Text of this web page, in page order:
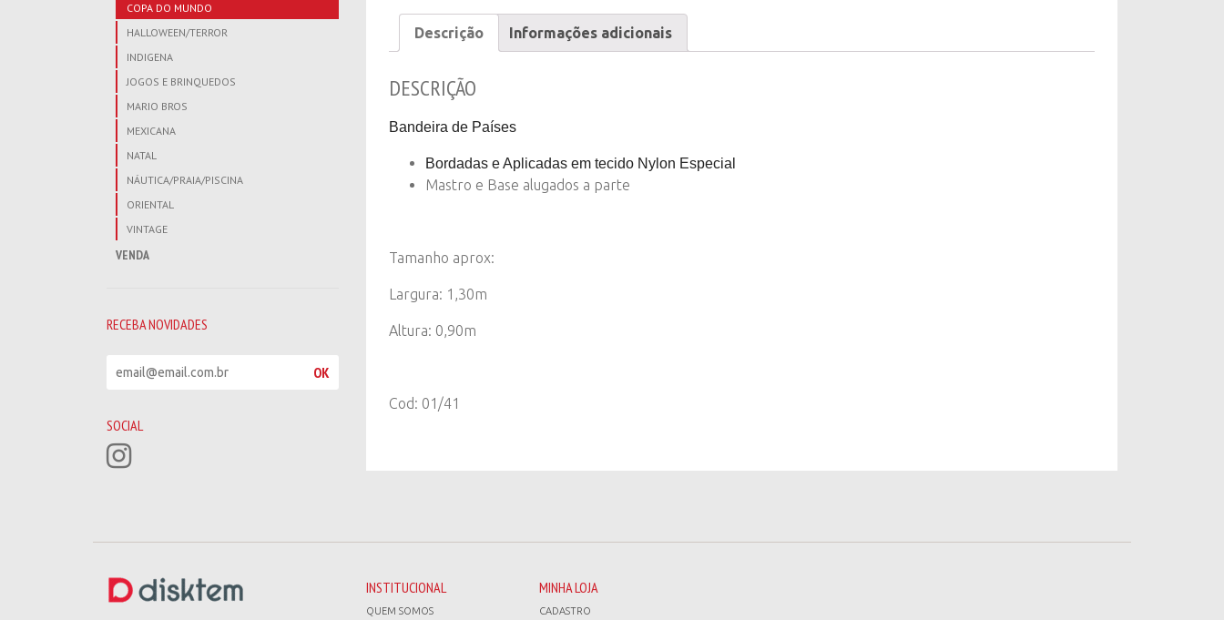
COPA DO MUNDO
HALLOWEEN/TERROR
INDIGENA
JOGOS E BRINQUEDOS
MARIO BROS
MEXICANA
NATAL
NÁUTICA/PRAIA/PISCINA
ORIENTAL
VINTAGE
VENDA
RECEBA NOVIDADES
e
b
a
n
d
d
e
OK
SOCIAL
Descrição Informações adicionais
DESCRIÇÃO
Bandeira de Países
Bordadas e Aplicadas em tecido Nylon Especial
Mastro e Base alugados a parte
Tamanho aprox:
Largura: 1,30m
Altura: 0,90m
Cod: 01/41
INSTITUCIONAL
QUEM SOMOS
MINHA LOJA
CADASTRO